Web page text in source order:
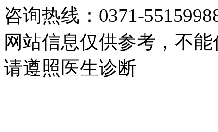
咨询热线：0371-
网站信息仅供参考，不
请遵照医生诊断